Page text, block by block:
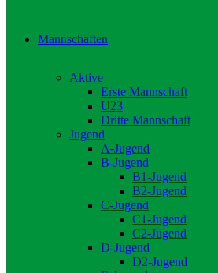
Mannschaften
Aktive
Erste Mannschaft
U23
Dritte Mannschaft
Jugend
A-Jugend
B-Jugend
B1-Jugend
B2-Jugend
C-Jugend
C1-Jugend
C2-Jugend
D-Jugend
D2-Jugend